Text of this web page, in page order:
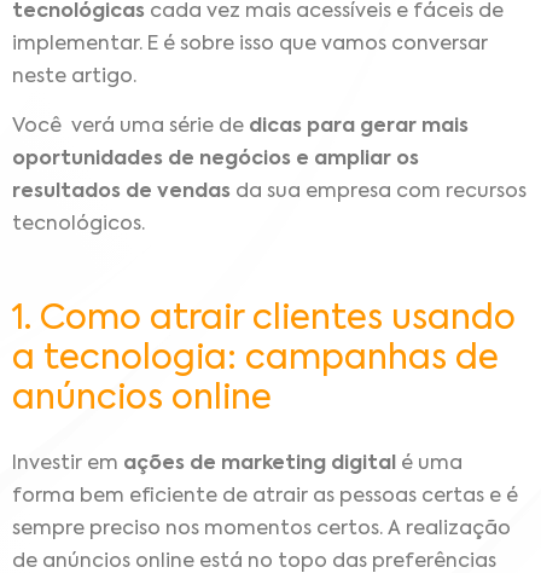
tecnológicas cada vez mais acessíveis e fáceis de
implementar. E é sobre isso que vamos conversar
neste artigo.
Você verá uma série de dicas para gerar mais
oportunidades de negócios e ampliar os
resultados de vendas da sua empresa com recursos
tecnológicos.
1. Como atrair clientes usando
a tecnologia: campanhas de
anúncios online
Investir em ações de marketing digital é uma
forma bem eficiente de atrair as pessoas certas e é
sempre preciso nos momentos certos. A realização
de anúncios online está no topo das preferências